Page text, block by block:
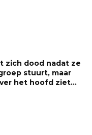
zich dood nadat ze
stuurt, maar
het hoofd ziet…